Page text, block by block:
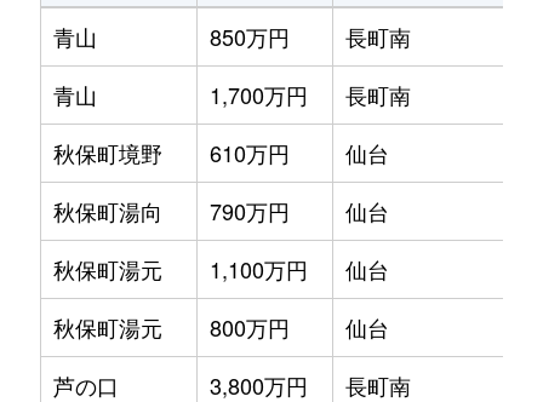
青山
850万円 長町南
青山
1,700万円 長町南
秋保町境野
610万円 仙台
秋保町湯向
790万円 仙台
秋保町湯元
1,100万円 仙台
秋保町湯元
800万円 仙台
芦の口
3,800万円 長町南